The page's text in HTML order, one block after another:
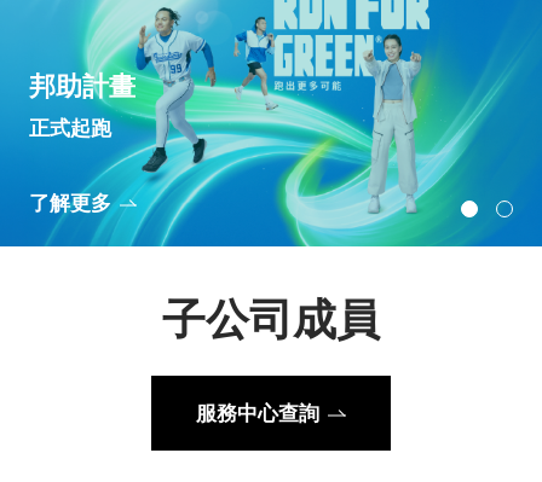
影響
重大主題鑑別
報告書下載
其他 ESG 資料
利害關係人溝通
重大性議題分析
利害關係人溝通管道
利害關係人溝通頻率
股東會資訊
獨立董事選任資訊
董事會重要決議
董事會 (含功能性委員會) 績效評估
董事會出席情形
內部稽核組織及運作
公司重要章則
獨立董事信箱
申訴信箱
智慧財產管理計畫及執行情況
甄選常見問題
與我們聯繫
據點查詢
金控成員
富邦人壽
富邦人壽(香港)
越南富邦人壽
富邦現代人壽
大陸富邦華一銀行
富邦產險
富邦證券(香港)
富邦金控創投
富邦投信
立即加入
/
台北富邦銀行持續從客戶角度出發，結合領先的數
公平待客專區
子公司成員
服務中心查詢